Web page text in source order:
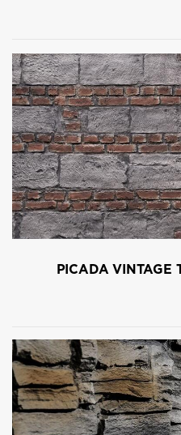
PICADA VINTAGE